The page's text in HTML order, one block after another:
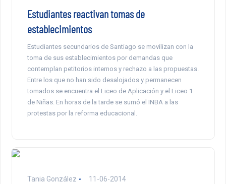
Estudiantes reactivan tomas de
establecimientos
Estudiantes secundarios de Santiago se movilizan con la
toma de sus establecimientos por demandas que
contemplan petitorios internos y rechazo a las propuestas.
Entre los que no han sido desalojados y permanecen
tomados se encuentra el Liceo de Aplicación y el Liceo 1
de Niñas. En horas de la tarde se sumó el INBA a las
protestas por la reforma educacional.
Tania González 11-06-2014